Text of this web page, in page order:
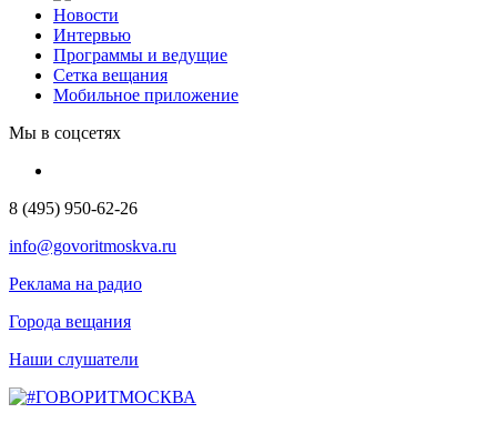
Новости
Интервью
Программы и ведущие
Сетка вещания
Мобильное приложение
Мы в соцсетях
8 (495) 950-62-26
info@govoritmoskva.ru
Реклама на радио
Города вещания
Наши слушатели